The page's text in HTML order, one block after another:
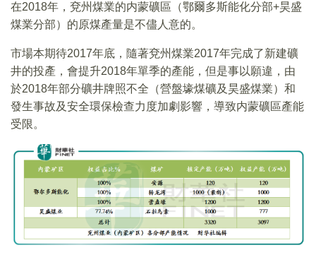
在2018年，兗州煤業的内蒙礦區（鄂爾多斯能化分部+昊盛
煤業分部）的原煤產量是不儘人意的。
市場本期待2017年底，隨著兗州煤業2017年完成了新建礦
井的投產，會提升2018年單季的產能，但是事以願違，由
於2018年部分礦井牌照不全（營盤壕煤礦及昊盛煤業）和
發生事故及安全環保檢查力度加劇影響，導致内蒙礦區產能
受限。